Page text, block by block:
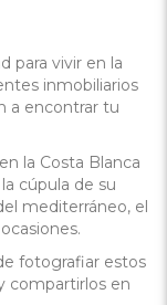
para vivir en la
inmobiliarios
a encontrar tu
la Costa Blanca
cúpula de su
mediterráneo, el
fotografiar estos
compartirlos en